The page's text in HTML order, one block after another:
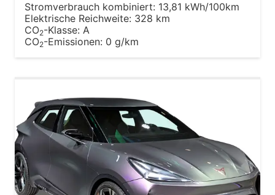
Stromverbrauch kombiniert: 13,81 kWh/100km
Elektrische Reichweite: 328 km
CO2-Klasse: A
CO2-Emissionen: 0 g/km